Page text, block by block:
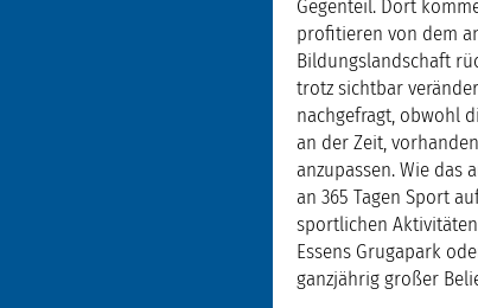
Gegenteil. Dort
profitieren von dem
Bildungslandschaft
trotz sichtbar
nachgefragt, obwohl
an der Zeit,
anzupassen. Wie das
an 365 Tagen Sport
sportlichen
Essens Grugapark
ganzjährig großer